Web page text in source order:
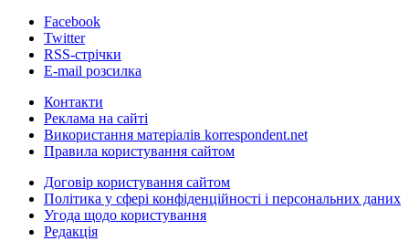
Facebook
Twitter
RSS-стрічки
E-mail розсилка
Контакти
Реклама на сайті
Використання матеріалів korrespondent.net
Правила користування сайтом
Договір користування сайтом
Політика у сфері конфіденційності і персональних даних
Угода щодо користування
Редакція